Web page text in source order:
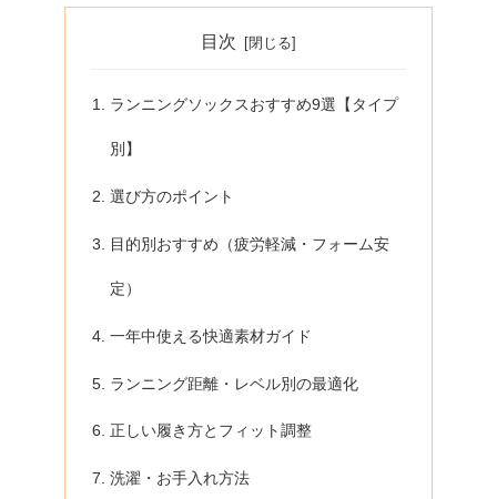
目次
ランニングソックスおすすめ9選【タイプ
別】
選び方のポイント
目的別おすすめ（疲労軽減・フォーム安
定）
一年中使える快適素材ガイド
ランニング距離・レベル別の最適化
正しい履き方とフィット調整
洗濯・お手入れ方法